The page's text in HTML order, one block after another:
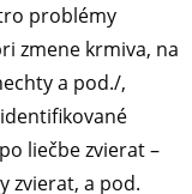
problémy
zmene krmiva, na
a pod./,
liečbe zvierat –
zvierat, a pod.